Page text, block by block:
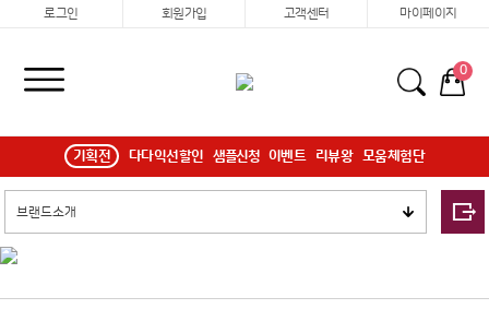
로그인 회원가입 고객센터 마이페이지
0
기획전 다다익선할인 샘플신청 이벤트 리뷰왕 모움체험단